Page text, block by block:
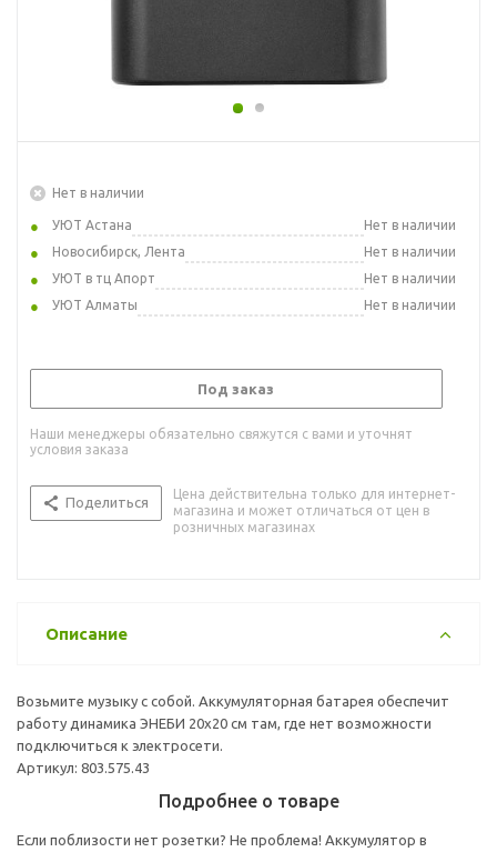
Нет в наличии
УЮТ Астана
Нет в наличии
Новосибирск, Лента
Нет в наличии
УЮТ в тц Апорт
Нет в наличии
УЮТ Алматы
Нет в наличии
Под заказ
Наши менеджеры обязательно свяжутся с вами и уточнят
условия заказа
Поделиться
Цена действительна только для интернет-
магазина и может отличаться от цен в
розничных магазинах
Описание
Возьмите музыку с собой. Аккумуляторная батарея обеспечит
работу динамика ЭНЕБИ 20x20 см там, где нет возможности
подключиться к электросети.
Артикул: 803.575.43
Подробнее о товаре
Если поблизости нет розетки? Не проблема! Аккумулятор в